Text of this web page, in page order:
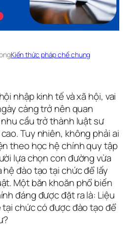
Kiến thức pháp chế chung
nhập kinh tế và xã hội, vai
càng trở nên quan
cầu trở thành luật sư
Tuy nhiên, không phải ai
theo học hệ chính quy tập
lựa chọn con đường vừa
hệ đào tạo tại chức để lấy
Một băn khoăn phổ biến
đáng được đặt ra là: Liệu
chức có được đào tạo để